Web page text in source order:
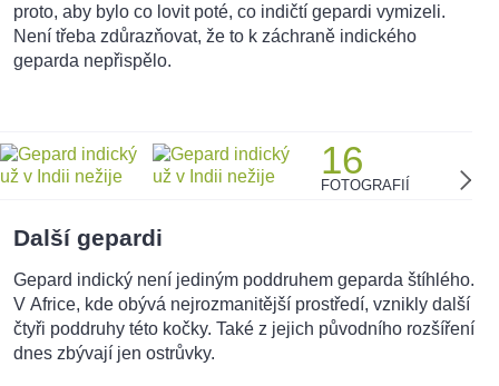
proto, aby bylo co lovit poté, co indičtí gepardi vymizeli.
Není třeba zdůrazňovat, že to k záchraně indického
geparda nepřispělo.
16
FOTOGRAFIÍ
Další gepardi
Gepard indický není jediným poddruhem geparda štíhlého.
V Africe, kde obývá nejrozmanitější prostředí, vznikly další
čtyři poddruhy této kočky. Také z jejich původního rozšíření
dnes zbývají jen ostrůvky.